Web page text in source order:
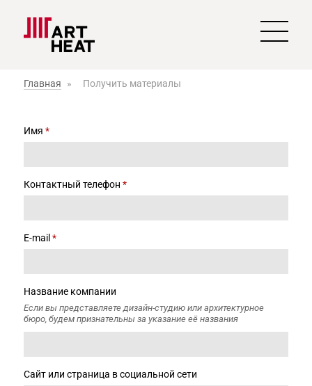
Главная » Получить материалы
Имя *
Контактный телефон *
E-mail *
Название компании
Если вы представляете дизайн-студию или архитектурное
бюро, будем признательны за указание её названия
Сайт или страница в социальной сети